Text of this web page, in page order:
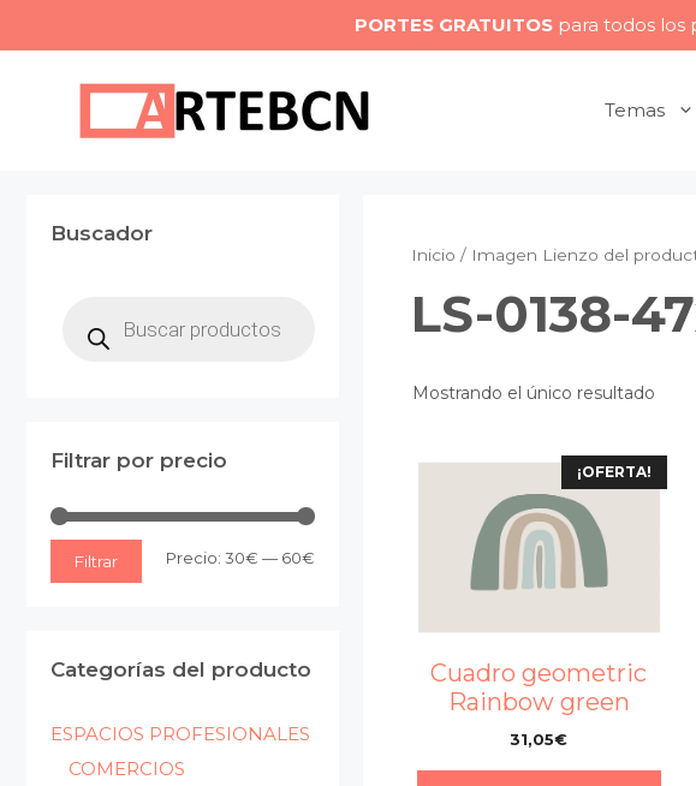
PORTES GRATUITOSpara todos los
Temas
Inicio / Imagen Lienzo del
LS-0138-
Mostrando el único resultado
¡OFERTA!
Cuadro geometric
Rainbow green
31,05€
Buscador
productos
Filtrar por precio
Filtrar Precio: 30€ — 60€
Categorías del producto
ESPACIOS PROFESIONALES
COMERCIOS